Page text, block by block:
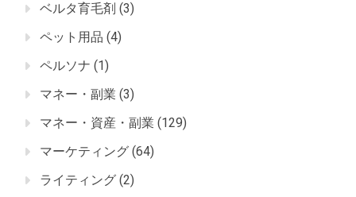
ベルタ育毛剤 (3)
ペット用品 (4)
ペルソナ (1)
マネー・副業 (3)
マネー・資産・副業 (129)
マーケティング (64)
ライティング (2)